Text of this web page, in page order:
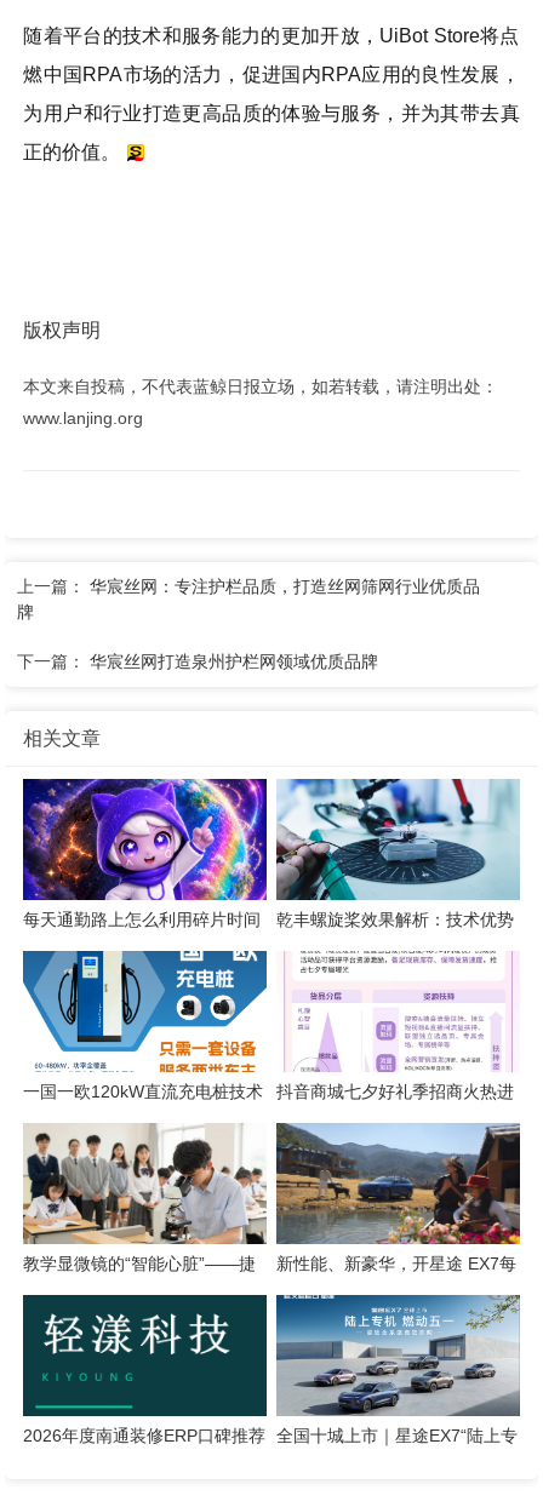
随着平台的技术和服务能力的更加开放，UiBot Store将点
燃中国RPA市场的活力，促进国内RPA应用的良性发展，
为用户和行业打造更高品质的体验与服务，并为其带去真
正的价值。
版权声明
本文来自投稿，不代表蓝鲸日报立场，如若转载，请注明出处：
www.lanjing.org
上一篇：华宸丝网：专注护栏品质，打造丝网筛网行业优质品
牌
下一篇：华宸丝网打造泉州护栏网领域优质品牌
相关文章
每天通勤路上怎么利用碎片时间
练英语口语？
乾丰螺旋桨效果解析：技术优势
与应用价值
一国一欧120kW直流充电桩技术
解析
抖音商城七夕好礼季招商火热进
行中，爆单攻略轻松解锁！
教学显微镜的“智能心脏”——捷
新性能、新豪华，开星途 EX7每
一次都尽兴
2026年度南通装修ERP口碑推荐 全国十城上市｜星途EX7“陆上专